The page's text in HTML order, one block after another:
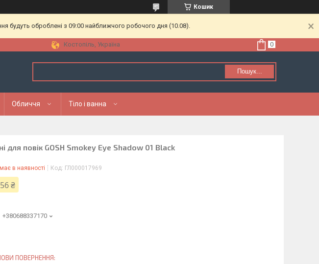
Кошик
будуть оброблені з 09:00 найближчого робочого дня (10.08).
Костопіль, Україна
Пошук...
Обличчя Тіло і ванна
для повік GOSH Smokey Eye Shadow 01 Black
в наявності Код: ГЛ000017969
₴
+380688337170